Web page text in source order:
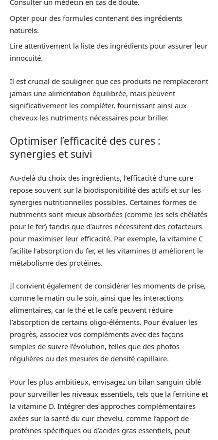
Consulter un médecin en cas de doute.
Opter pour des formules contenant des ingrédients
naturels.
Lire attentivement la liste des ingrédients pour assurer leur
innocuité.
Il est crucial de souligner que ces produits ne remplaceront
jamais une alimentation équilibrée, mais peuvent
significativement les compléter, fournissant ainsi aux
cheveux les nutriments nécessaires pour briller.
Optimiser l’efficacité des cures :
synergies et suivi
Au-delà du choix des ingrédients, l’efficacité d’une cure
repose souvent sur la biodisponibilité des actifs et sur les
synergies nutritionnelles possibles. Certaines formes de
nutriments sont mieux absorbées (comme les sels chélatés
pour le fer) tandis que d’autres nécessitent des cofacteurs
pour maximiser leur efficacité. Par exemple, la vitamine C
facilite l’absorption du fer, et les vitamines B améliorent le
métabolisme des protéines.
Il convient également de considérer les moments de prise,
comme le matin ou le soir, ainsi que les interactions
alimentaires, car le thé et le café peuvent réduire
l’absorption de certains oligo-éléments. Pour évaluer les
progrès, associez vos compléments avec des façons
simples de suivre l’évolution, telles que des photos
régulières ou des mesures de densité capillaire.
Pour les plus ambitieux, envisagez un bilan sanguin ciblé
pour surveiller les niveaux essentiels, tels que la ferritine et
la vitamine D. Intégrer des approches complémentaires
axées sur la santé du cuir chevelu, comme l’apport de
protéines spécifiques ou d’acides gras essentiels, peut